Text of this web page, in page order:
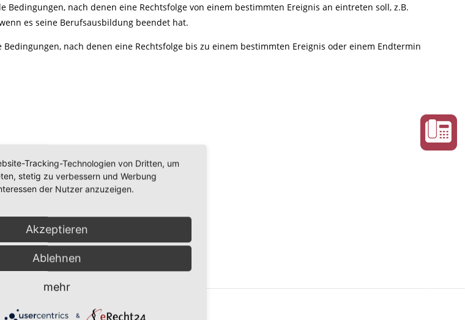
Bedingungen, nach denen eine Rechtsfolge von einem bestimmten Ereignis an eintreten soll, z.B.
es seine Berufsausbildung beendet hat.
Bedingungen, nach denen eine Rechtsfolge bis zu einem bestimmten Ereignis oder einem Endtermin
Tracking-Technologien von Dritten, um
stetig zu verbessern und Werbung
der Nutzer anzuzeigen.
Akzeptieren
Ablehnen
mehr
&